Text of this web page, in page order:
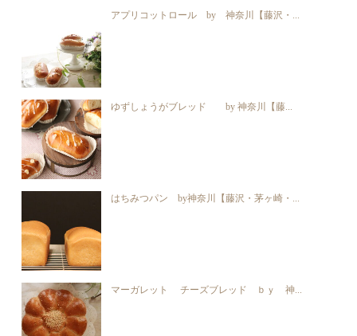
アプリコットロール by 神奈川【藤沢・...
ゆずしょうがブレッド by 神奈川【藤...
はちみつパン by神奈川【藤沢・茅ヶ崎・...
マーガレット チーズブレッド ｂｙ 神...